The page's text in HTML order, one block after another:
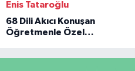
Enis Tataroğlu
68 Dili Akıcı Konuşan
Öğretmenle Özel